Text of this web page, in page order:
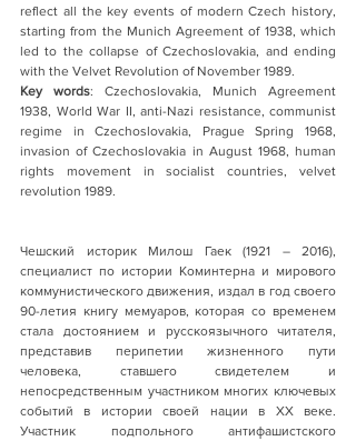
reflect all the key events of modern Czech history,
starting from the Munich Agreement of 1938, which
led to the collapse of Czechoslovakia, and ending
with the Velvet Revolution of November 1989.
Key words: Czechoslovakia, Munich Agreement
1938, World War II, anti-Nazi resistance, communist
regime in Czechoslovakia, Prague Spring 1968,
invasion of Czechoslovakia in August 1968, human
rights movement in socialist countries, velvet
revolution 1989.
Чешский историк Милош Гаек (1921 – 2016),
специалист по истории Коминтерна и мирового
коммунистического движения, издал в год своего
90-летия книгу мемуаров, которая со временем
стала достоянием и русскоязычного читателя,
представив перипетии жизненного пути
человека, ставшего свидетелем и
непосредственным участником многих ключевых
событий в истории своей нации в XX веке.
Участник подпольного антифашистского